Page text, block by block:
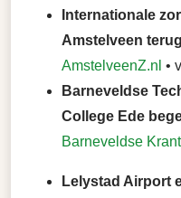
Internationale
Amstelveen
AmstelveenZ.nl •
Barneveldse
College Ede
Barneveldse Krant
Lelystad Airport